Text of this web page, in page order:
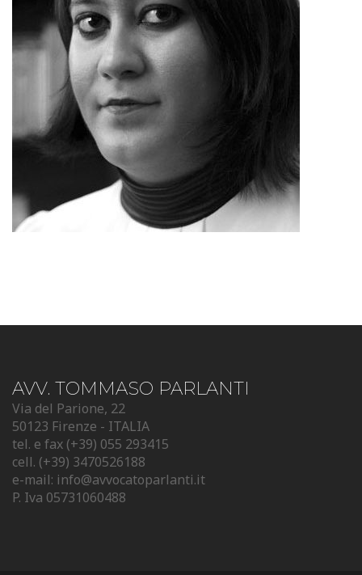
AVV. TOMMASO PARLANTI
Via del Parione, 22
50123 Firenze - ITALIA
tel. e fax (+39) 055 293415
cell. (+39) 3470526188
e-mail: info@avvocatoparlanti.it
P. Iva 05731060488